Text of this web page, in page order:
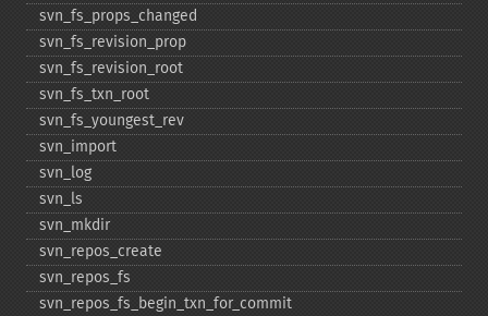
svn_​fs_​props_​changed
svn_​fs_​revision_​prop
svn_​fs_​revision_​root
svn_​fs_​txn_​root
svn_​fs_​youngest_​rev
svn_​import
svn_​log
svn_​ls
svn_​mkdir
svn_​repos_​create
svn_​repos_​fs
svn_​repos_​fs_​begin_​txn_​for_​commit